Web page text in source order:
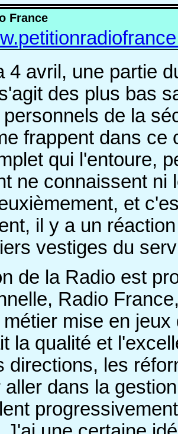
France
4 avril, une partie
des plus bas
de la
frappent dans ce
qui l'entoure,
ne connaissent ni
et
il y a un
vestiges du
de la Radio est
Radio
mise en
la qualité et
directions, les
aller dans la